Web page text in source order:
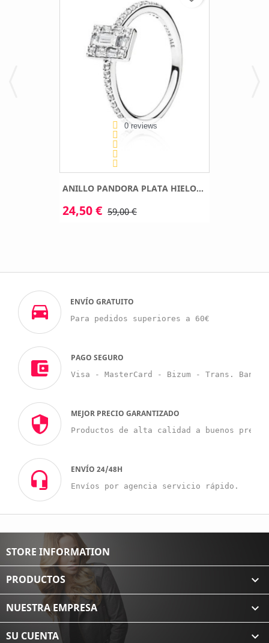
0 reviews
ANILLO PANDORA PLATA HIELO...
24,50 € 59,00 €
ENVÍO GRATUITO
Para pedidos superiores a 60€
PAGO SEGURO
Visa - MasterCard - Bizum - Trans.
MEJOR PRECIO GARANTIZADO
Productos de alta calidad a buenos
ENVÍO 24/48H
Envíos por agencia servicio rápido.
STORE INFORMATION
PRODUCTOS 
NUESTRA EMPRESA 
SU CUENTA 